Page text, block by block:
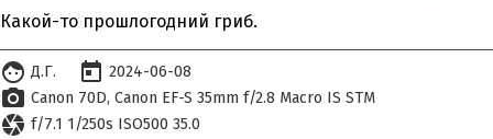
Какой-то прошлогодний гриб.
face Д.Г. today 2024-06-08
photo_camera Canon 70D Canon EF-S 35mm f/2.8 Macro IS STM
camera f/7.1 1/250s ISO500 35.0